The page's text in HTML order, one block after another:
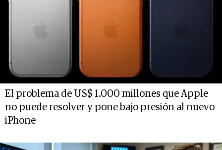
El problema de US$ 1.000 millones que Apple
no puede resolver y pone bajo presión al nuevo
iPhone